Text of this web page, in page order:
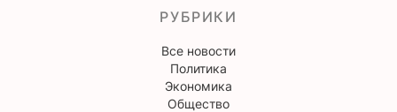
РУБРИКИ
Все новости
Политика
Экономика
Общество